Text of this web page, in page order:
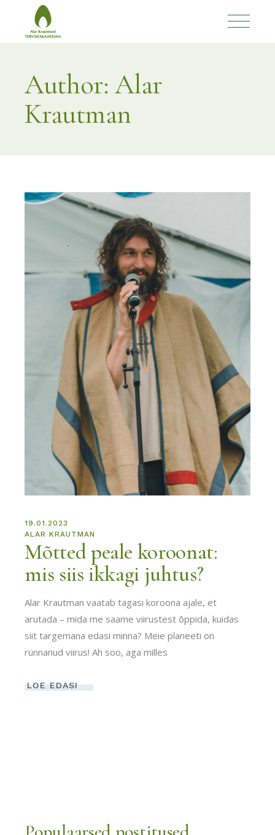
Author: Alar
Krautman
19.01.2023
ALAR KRAUTMAN
Mõtted peale koroonat:
mis siis ikkagi juhtus?
Alar Krautman vaatab tagasi koroona ajale, et
arutada – mida me saame viirustest õppida, kuidas
siit targemana edasi minna? Meie planeeti on
rünnanud viirus! Ah soo, aga milles
LOE EDASI